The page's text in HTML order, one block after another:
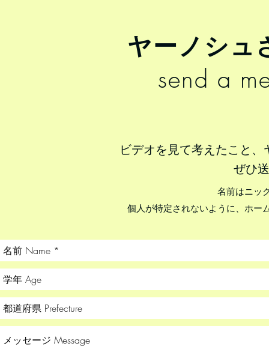
ヤーノシュ
send a
ビデオを見て考えたこと
ぜひ
名前はニッ
個人が特定されないように、 ホー